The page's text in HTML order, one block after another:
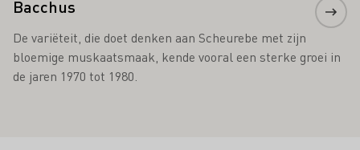
Bacchus
De variëteit, die doet denken aan Scheurebe met zijn
bloemige muskaatsmaak, kende vooral een sterke groei in
de jaren 1970 tot 1980.